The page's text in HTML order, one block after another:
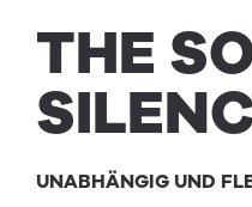
THE
UNABHÄNGIG UND